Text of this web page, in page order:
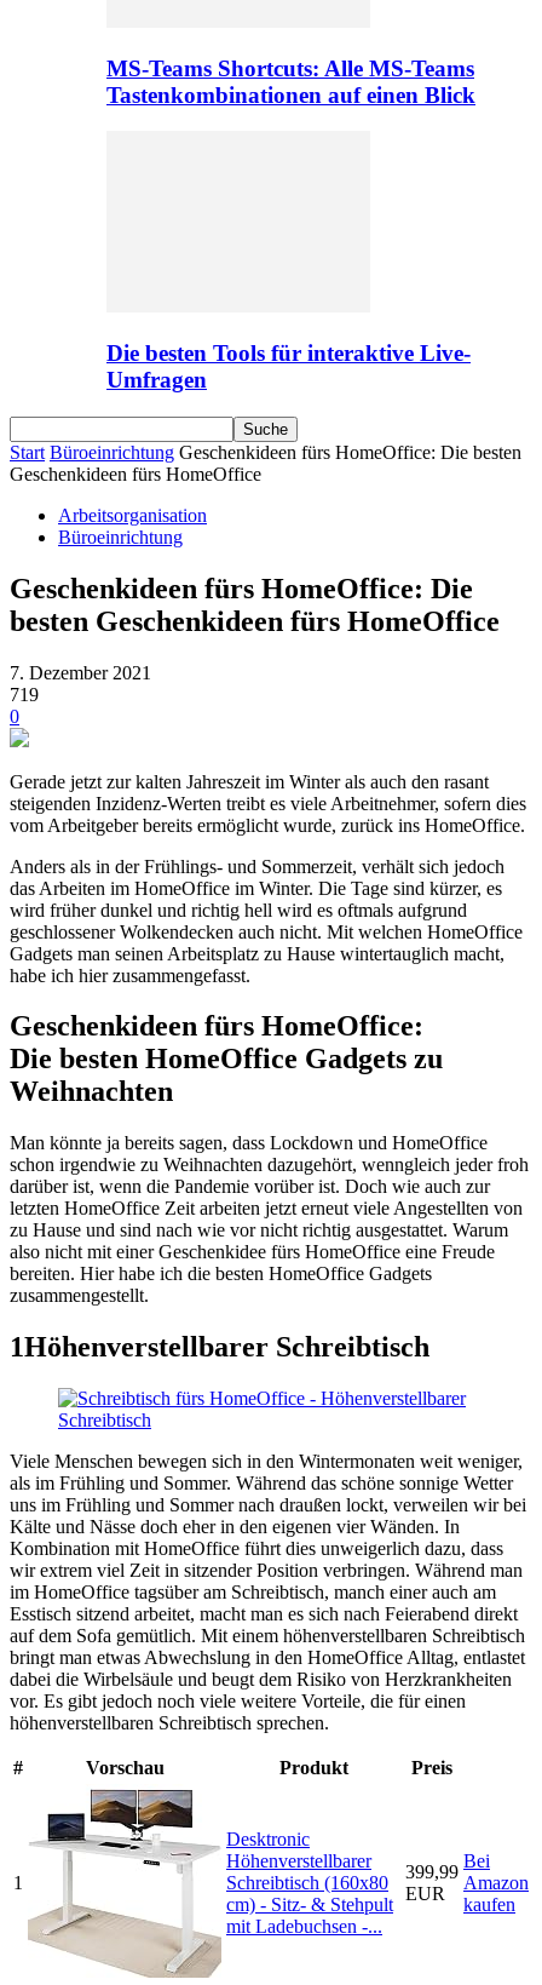
MS-Teams Shortcuts: Alle MS-Teams
Tastenkombinationen auf einen Blick
Die besten Tools für interaktive Live-
Umfragen
Start Büroeinrichtung Geschenkideen fürs HomeOffice: Die besten
Geschenkideen fürs HomeOffice
Arbeitsorganisation
Büroeinrichtung
Geschenkideen fürs HomeOffice: Die
besten Geschenkideen fürs HomeOffice
7. Dezember 2021
719
0
Gerade jetzt zur kalten Jahreszeit im Winter als auch den rasant
steigenden Inzidenz-Werten treibt es viele Arbeitnehmer, sofern dies
vom Arbeitgeber bereits ermöglicht wurde, zurück ins HomeOffice.
Anders als in der Frühlings- und Sommerzeit, verhält sich jedoch
das Arbeiten im HomeOffice im Winter. Die Tage sind kürzer, es
wird früher dunkel und richtig hell wird es oftmals aufgrund
geschlossener Wolkendecken auch nicht. Mit welchen HomeOffice
Gadgets man seinen Arbeitsplatz zu Hause wintertauglich macht,
habe ich hier zusammengefasst.
Geschenkideen fürs HomeOffice:
Die besten HomeOffice Gadgets zu
Weihnachten
Man könnte ja bereits sagen, dass Lockdown und HomeOffice
schon irgendwie zu Weihnachten dazugehört, wenngleich jeder froh
darüber ist, wenn die Pandemie vorüber ist. Doch wie auch zur
letzten HomeOffice Zeit arbeiten jetzt erneut viele Angestellten von
zu Hause und sind nach wie vor nicht richtig ausgestattet. Warum
also nicht mit einer Geschenkidee fürs HomeOffice eine Freude
bereiten. Hier habe ich die besten HomeOffice Gadgets
zusammengestellt.
1Höhenverstellbarer Schreibtisch
Viele Menschen bewegen sich in den Wintermonaten weit weniger,
als im Frühling und Sommer. Während das schöne sonnige Wetter
uns im Frühling und Sommer nach draußen lockt, verweilen wir bei
Kälte und Nässe doch eher in den eigenen vier Wänden. In
Kombination mit HomeOffice führt dies unweigerlich dazu, dass
wir extrem viel Zeit in sitzender Position verbringen. Während man
im HomeOffice tagsüber am Schreibtisch, manch einer auch am
Esstisch sitzend arbeitet, macht man es sich nach Feierabend direkt
auf dem Sofa gemütlich. Mit einem höhenverstellbaren Schreibtisch
bringt man etwas Abwechslung in den HomeOffice Alltag, entlastet
dabei die Wirbelsäule und beugt dem Risiko von Herzkrankheiten
vor. Es gibt jedoch noch viele weitere Vorteile, die für einen
höhenverstellbaren Schreibtisch sprechen.
# Vorschau Produkt Preis
1
Desktronic
Höhenverstellbarer
Schreibtisch (160x80
cm) - Sitz- & Stehpult
mit Ladebuchsen -...
399,99
EUR
Bei
Amazon
kaufen